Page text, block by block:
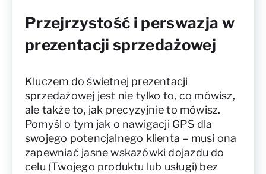
Przejrzystość i perswazja w
prezentacji sprzedażowej
Kluczem do świetnej prezentacji
sprzedażowej jest nie tylko to, co mówisz,
ale także to, jak precyzyjnie to mówisz.
Pomyśl o tym jak o nawigacji GPS dla
swojego potencjalnego klienta – musi ona
zapewniać jasne wskazówki dojazdu do
celu (Twojego produktu lub usługi) bez